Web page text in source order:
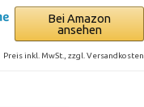
Bei Amazon
ansehen
Preis inkl. MwSt., zzgl. Versandkosten